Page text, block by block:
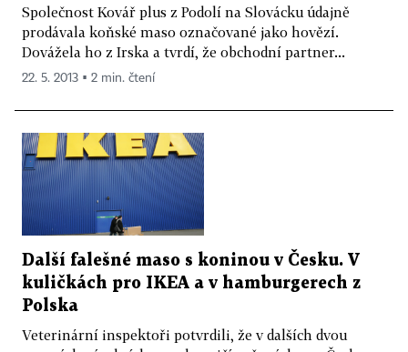
Společnost Kovář plus z Podolí na Slovácku údajně
prodávala koňské maso označované jako hovězí.
Dovážela ho z Irska a tvrdí, že obchodní partner...
22. 5. 2013 ▪ 2 min. čtení
Další falešné maso s koninou v Česku. V
kuličkách pro IKEA a v hamburgerech z
Polska
Veterinární inspektoři potvrdili, že v dalších dvou